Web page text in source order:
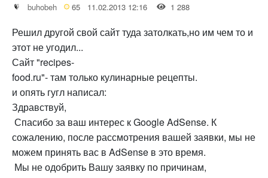
buhobeh 65 11.02.2013 12:16 1 288
Решил другой свой сайт туда затолкать,но им чем то и
этот не угодил...
Сайт "recipes-
food.ru"- там только кулинарные рецепты.
и опять гугл написал:
Здравствуй,
Спасибо за ваш интерес к Google AdSense. К
сожалению, после рассмотрения вашей заявки, мы не
можем принять вас в AdSense в это время.
Мы не одобрить Вашу заявку по причинам,